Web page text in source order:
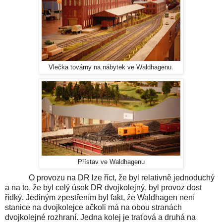
Vlečka továrny na nábytek ve Waldhagenu.
Přístav ve Waldhagenu
O provozu na DR lze říct, že byl relativně jednoduchý
a na to, že byl celý úsek DR dvojkolejný, byl provoz dost
řídký. Jediným zpestřením byl fakt, že Waldhagen není
stanice na dvojkolejce ačkoli má na obou stranách
dvojkolejné rozhraní. Jedna kolej je traťová a druhá na